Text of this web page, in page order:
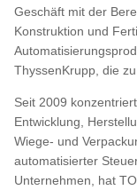
Geschäft mit der
Konstruktion und
ThyssenKrupp, die
Seit 2009
Entwicklung,
Wiege- und
automatisierter
Unternehmen, hat